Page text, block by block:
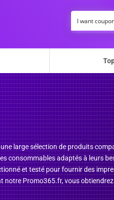
large sélection de produits
consommables adaptés à leurs
et testé pour fournir des
Promo365.fr, vous obtiendrez